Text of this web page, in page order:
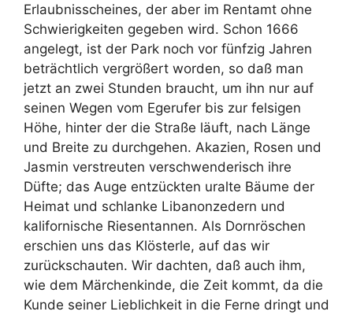
Erlaubnisscheines, der aber im Rentamt ohne
Schwierigkeiten gegeben wird. Schon 1666
angelegt, ist der Park noch vor fünfzig Jahren
beträchtlich vergrößert worden, so daß man
jetzt an zwei Stunden braucht, um ihn nur auf
seinen Wegen vom Egerufer bis zur felsigen
Höhe, hinter der die Straße läuft, nach Länge
und Breite zu durchgehen. Akazien, Rosen und
Jasmin verstreuten verschwenderisch ihre
Düfte; das Auge entzückten uralte Bäume der
Heimat und schlanke Libanonzedern und
kalifornische Riesentannen. Als Dornröschen
erschien uns das Klösterle, auf das wir
zurückschauten. Wir dachten, daß auch ihm,
wie dem Märchenkinde, die Zeit kommt, da die
Kunde seiner Lieblichkeit in die Ferne dringt und